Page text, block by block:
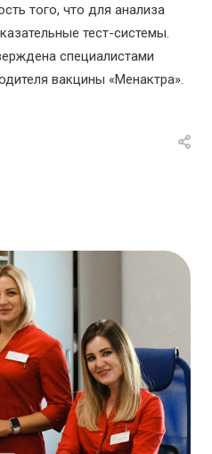
того, что для анализа
тест-системы.
специалистами
вакцины «Менактра».